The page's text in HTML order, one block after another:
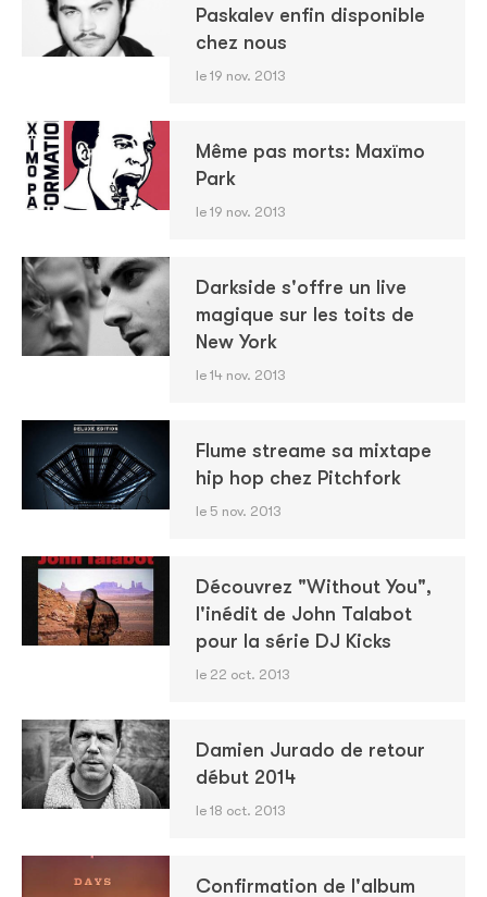
Paskalev enfin disponible
chez nous
le 19 nov. 2013
Même pas morts: Maxïmo
Park
le 19 nov. 2013
Darkside s'offre un live
magique sur les toits de
New York
le 14 nov. 2013
Flume streame sa mixtape
hip hop chez Pitchfork
le 5 nov. 2013
Découvrez "Without You",
l'inédit de John Talabot
pour la série DJ Kicks
le 22 oct. 2013
Damien Jurado de retour
début 2014
le 18 oct. 2013
Confirmation de l'album